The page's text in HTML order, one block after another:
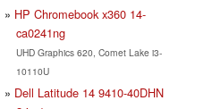
HP Chromebook x360 14-
ca0241ng
UHD Graphics 620, Comet Lake i3-
10110U
Dell Latitude 14 9410-40DHN